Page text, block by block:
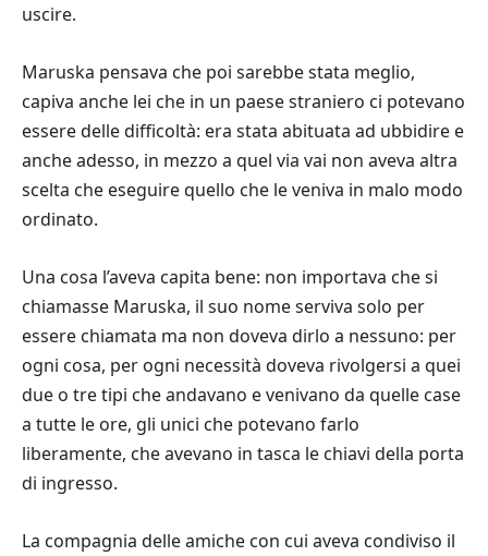
uscire.
Maruska pensava che poi sarebbe stata meglio,
capiva anche lei che in un paese straniero ci potevano
essere delle difficoltà: era stata abituata ad ubbidire e
anche adesso, in mezzo a quel via vai non aveva altra
scelta che eseguire quello che le veniva in malo modo
ordinato.
Una cosa l’aveva capita bene: non importava che si
chiamasse Maruska, il suo nome serviva solo per
essere chiamata ma non doveva dirlo a nessuno: per
ogni cosa, per ogni necessità doveva rivolgersi a quei
due o tre tipi che andavano e venivano da quelle case
a tutte le ore, gli unici che potevano farlo
liberamente, che avevano in tasca le chiavi della porta
di ingresso.
La compagnia delle amiche con cui aveva condiviso il